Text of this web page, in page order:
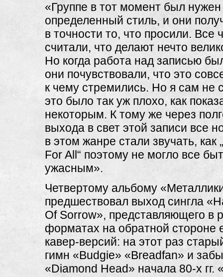
«Группе в тот момент был нужен
определенный стиль, и они
в точности то, что просили. Все
считали, что делают нечто
Но когда работа над записью
они почувствовали, что это
к чему стремились. Но я сам не
это было так уж плохо, как
некоторым. К тому же через
выхода в свет этой записи все
в этом жанре стали звучать, как
For All“ поэтому не могло все
ужасным».
Четвертому альбому
предшествовал выход сингла
Of Sorrow», представляющего в
форматах на обратной стороне
кавер-версий: на этот раз
гимн «Budgie» «Breadfan» и
«Diamond Head» начала 80-х гг.